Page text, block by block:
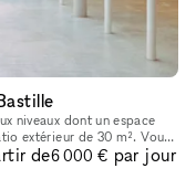
niveaux dont un espace
extérieur de 30 m². Vous
de6 000 € par jour